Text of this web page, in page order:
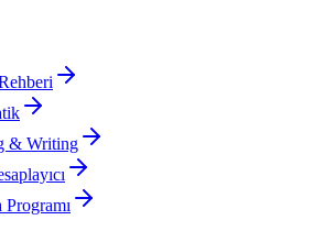
& Writing
Programı